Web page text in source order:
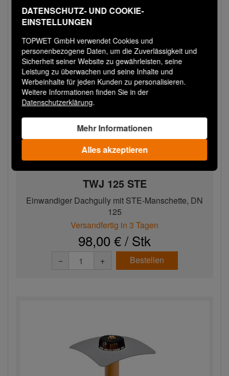
DATENSCHUTZ- UND COOKIE-
EINSTELLUNGEN
TOPWET GmbH verwendet Cookies und
personenbezogene Daten, um die Zuverlässigkeit und
Sicherheit seiner Website zu gewährleisten, seine
Leistung zu überwachen und seine Inhalte und
Werbeinhalte für jeden Kunden zu personalisieren.
Weitere Informationen finden Sie in der
Datenschutzerklärung.
Mehr Informationen
Alles akzeptieren
TWJ 125 STE
Einwandiger Dachgully mit STE-Manschette, DN
125
Versandfertig in 3 Tagen
98,00 € / Stk
− + Bestellen